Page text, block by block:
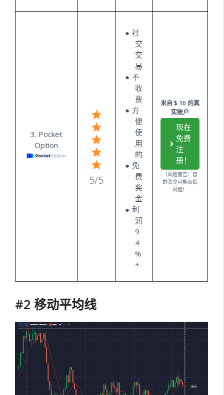
3. Pocket
Option
5/5
社
交
交
易
不
收
费
方
便
使
用
的
免
费
奖
金
利
润
9
4
%
+
来自 $ 10 的真
实账户
现在
免费
注
册！
（风险警告：您
的资金可能面临
风险）
#2 移动平均线